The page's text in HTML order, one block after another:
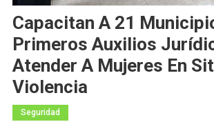
Capacitan A 21
Primeros Auxilios
Atender A Mujeres En
Violencia
Seguridad